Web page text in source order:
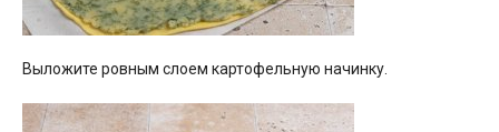
Выложите ровным слоем картофельную начинку.